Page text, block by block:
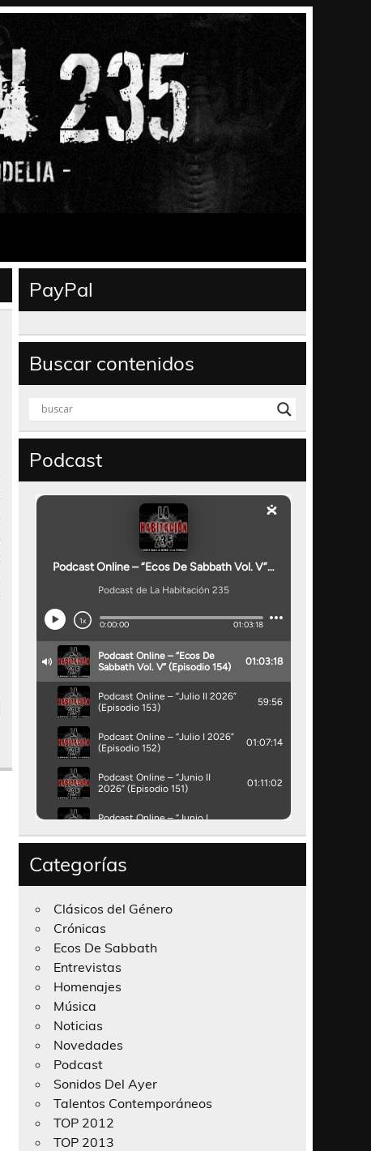
PayPal
Buscar contenidos
Podcast
Categorías
Clásicos del Género
Crónicas
Ecos De Sabbath
Entrevistas
Homenajes
Música
Noticias
Novedades
Podcast
Sonidos Del Ayer
Talentos Contemporáneos
TOP 2012
TOP 2013